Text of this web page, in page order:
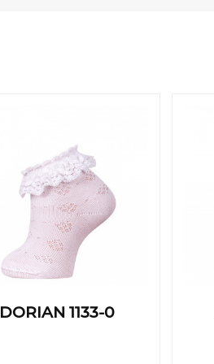
DORIAN 1133-0